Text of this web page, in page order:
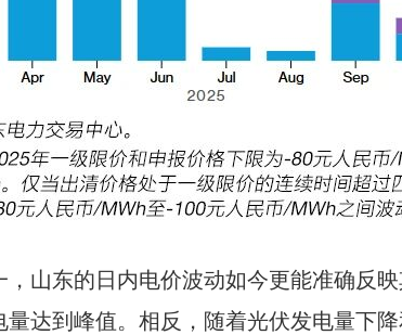
山东的日内电价波动如今更能准确反
达到峰值。相反，随着光伏发电量下